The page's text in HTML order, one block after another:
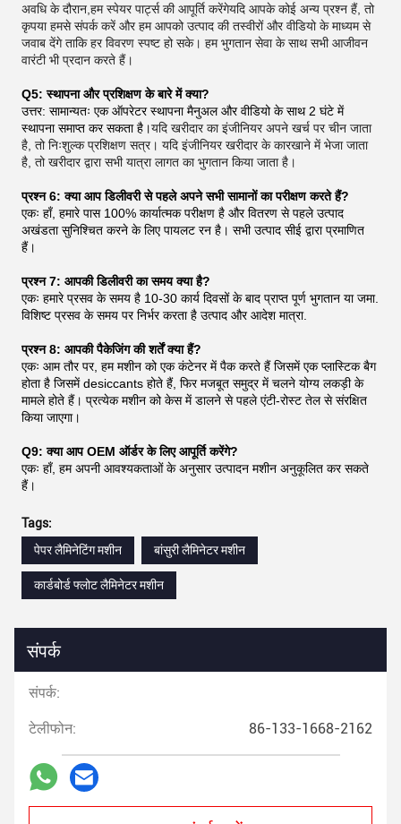
अवधि के दौरान,हम स्पेयर पार्ट्स की आपूर्ति करेंगेयदि आपके कोई अन्य प्रश्न हैं, तो
कृपया हमसे संपर्क करें और हम आपको उत्पाद की तस्वीरों और वीडियो के माध्यम से
जवाब देंगे ताकि हर विवरण स्पष्ट हो सके। हम भुगतान सेवा के साथ सभी आजीवन
वारंटी भी प्रदान करते हैं।
Q5: स्थापना और प्रशिक्षण के बारे में क्या?
उत्तर: सामान्यतः एक ऑपरेटर स्थापना मैनुअल और वीडियो के साथ 2 घंटे में
स्थापना समाप्त कर सकता है।यदि खरीदार का इंजीनियर अपने खर्च पर चीन जाता
है, तो निःशुल्क प्रशिक्षण सत्र। यदि इंजीनियर खरीदार के कारखाने में भेजा जाता
है, तो खरीदार द्वारा सभी यात्रा लागत का भुगतान किया जाता है।
प्रश्न 6: क्या आप डिलीवरी से पहले अपने सभी सामानों का परीक्षण करते हैं?
एकः हाँ, हमारे पास 100% कार्यात्मक परीक्षण है और वितरण से पहले उत्पाद
अखंडता सुनिश्चित करने के लिए पायलट रन है। सभी उत्पाद सीई द्वारा प्रमाणित
हैं।
प्रश्न 7: आपकी डिलीवरी का समय क्या है?
एकः हमारे प्रसव के समय है 10-30 कार्य दिवसों के बाद प्राप्त पूर्ण भुगतान या जमा.
विशिष्ट प्रसव के समय पर निर्भर करता है उत्पाद और आदेश मात्रा.
प्रश्न 8: आपकी पैकेजिंग की शर्तें क्या हैं?
एकः आम तौर पर, हम मशीन को एक कंटेनर में पैक करते हैं जिसमें एक प्लास्टिक बैग
होता है जिसमें desiccants होते हैं, फिर मजबूत समुद्र में चलने योग्य लकड़ी के
मामले होते हैं। प्रत्येक मशीन को केस में डालने से पहले एंटी-रोस्ट तेल से संरक्षित
किया जाएगा।
Q9: क्या आप OEM ऑर्डर के लिए आपूर्ति करेंगे?
एकः हाँ, हम अपनी आवश्यकताओं के अनुसार उत्पादन मशीन अनुकूलित कर सकते
हैं।
Tags:
पेपर लैमिनेटिंग मशीन
बांसुरी लैमिनेटर मशीन
कार्डबोर्ड फ्लोट लैमिनेटर मशीन
संपर्क
संपर्क:
टेलीफोन: 86-133-1668-2162